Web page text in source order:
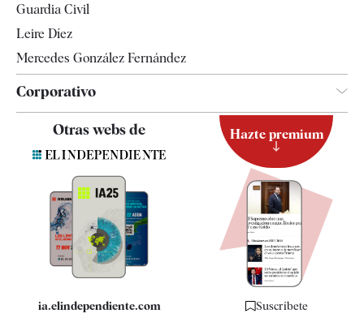
Guardia Civil
Leire Díez
Mercedes González Fernández
Corporativo
Quiénes somos
Especificaciones
Otras webs de
ia.elindependiente.com
Hazte premium
Suscríbete